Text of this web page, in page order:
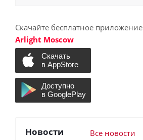
Скачайте бесплатное приложение
Arlight Moscow
Новости Все новости